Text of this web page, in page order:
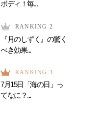
ボディ！毎...
RANKING 2
『月のしずく』の驚く
べき効果...
RANKING 3
7月15日「海の日」っ
てなに？...